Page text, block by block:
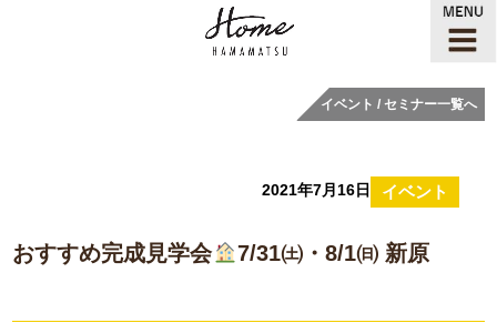
イベント / セミナー一覧へ
イベント
2021年7月16日
おすすめ完成見学会 7/31㈯・8/1㈰ 新原